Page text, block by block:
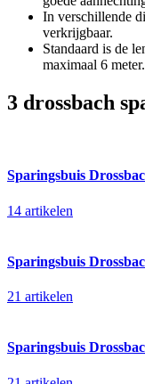
In verschillende
verkrijgbaar.
Standaard is de
maximaal 6 meter.
3 drossbach
Sparingsbuis
14 artikelen
Sparingsbuis
21 artikelen
Sparingsbuis